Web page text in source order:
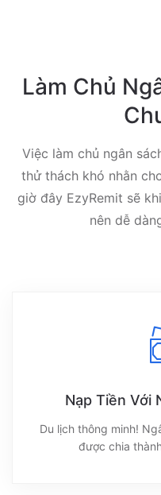
Làm Chủ
Việc làm chủ ngân
thử thách khó nhằn
giờ đây EzyRemit sẽ
nên dễ
Nạp Tiền Với
Du lịch thông minh!
được chia